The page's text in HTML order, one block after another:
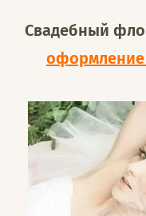
Свадебный
оформление